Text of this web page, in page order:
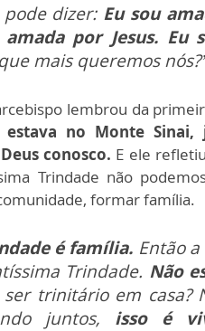
dizer: Eu sou
por Jesus. Eu
mais queremos
lembrou da
no Monte Sinai,
conosco. E ele
Trindade não
formar família.
é família. Então
Trindade. Não
trinitário em casa?
juntos, isso é